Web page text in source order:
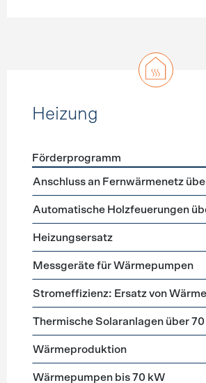
Heizung
Förderprogramme Heizung
Förderprogramm
Anschluss an Fernwärmenetz
Automatische Holzfeuerungen
Heizungsersatz
Messgeräte für Wärmepumpen
Stromeffizienz: Ersatz von
Thermische Solaranlagen über
Wärmeproduktion
Wärmepumpen bis 70 kW